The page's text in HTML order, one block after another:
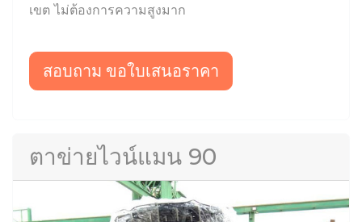
เขต ไม่ต้องการความสูงมาก
สอบถาม ขอใบเสนอราคา
ตาข่ายไวน์แมน 90